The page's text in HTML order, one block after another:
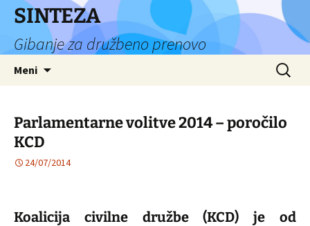
Preskoči
vsebino
SINTEZA
Gibanje za družbeno prenovo
Meni Išči:
Parlamentarne volitve 2014 – poročilo
KCD
24/07/2014
Koalicija civilne družbe (KCD) je od